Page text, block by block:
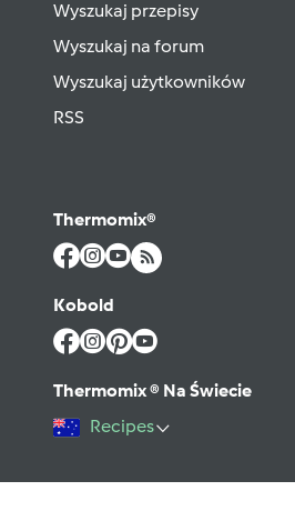
Wyszukaj przepisy
Wyszukaj na forum
Wyszukaj użytkowników
RSS
Thermomix®
Kobold
Thermomix ® Na Świecie
Recipes